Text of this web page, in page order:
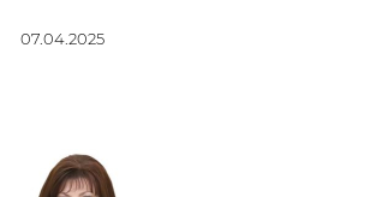
07.04.2025